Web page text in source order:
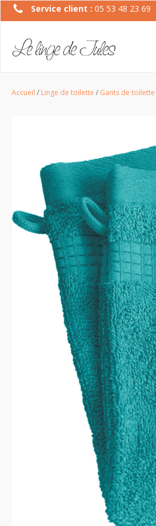
Service client : 05 53 48 23 69
Accueil / Linge de toilette / Gants de toilette